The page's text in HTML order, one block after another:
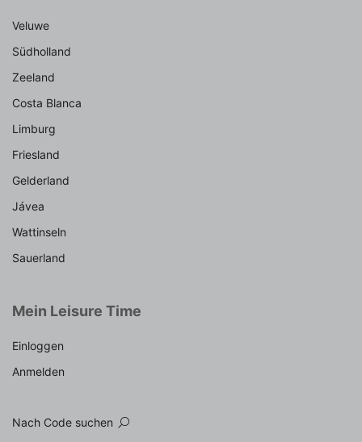
Veluwe
Südholland
Zeeland
Costa Blanca
Limburg
Friesland
Gelderland
Jávea
Wattinseln
Sauerland
Mein Leisure Time
Einloggen
Anmelden
Nach Code suchen